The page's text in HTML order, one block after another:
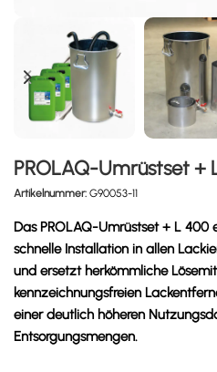
PROLAQ-Umrüstset +
Artikelnummer: G90053-11
Das PROLAQ-Umrüstset + L
schnelle Installation in allen
und ersetzt herkömmliche
kennzeichnungsfreien
einer deutlich höheren
Entsorgungsmengen.